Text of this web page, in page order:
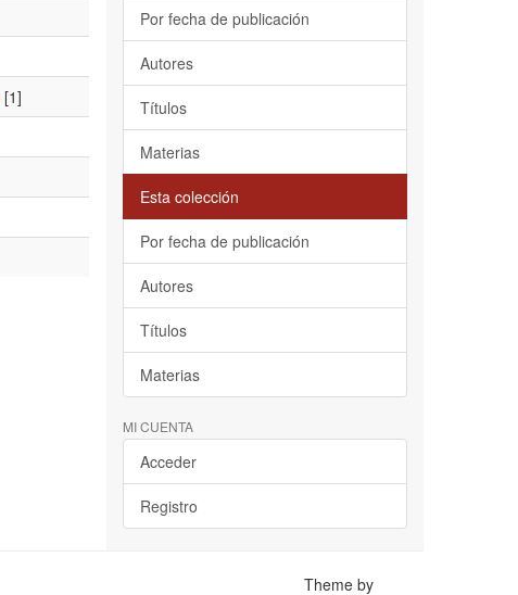
[1]
Por fecha de publicación
Autores
Títulos
Materias
Esta colección
Por fecha de publicación
Autores
Títulos
Materias
MI CUENTA
Acceder
Registro
Theme by